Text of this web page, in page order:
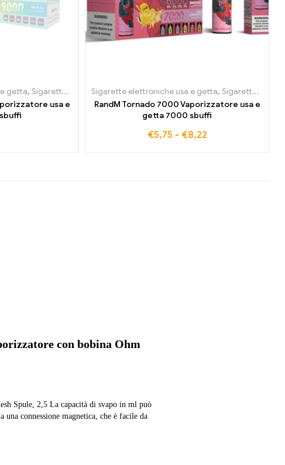
, Sigarette elettroniche usa e getta in Bulgaria,Sigarette elettroniche usa e
getta, Sigarette elettroniche usa e getta in Belgio , Sigarette elettroniche
usa e
Sigarette elettroniche usa e getta, Sigarette elettroniche usa e getta in Belgio
RandM Tornado 7000 Vaporizzatore usa e
getta 7000 sbuffi
€5,75 - €8,22
con bobina Ohm
Spule, 2,5 La capacità di svapo in ml può
connessione magnetica, che è facile da